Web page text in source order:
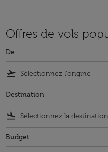
Offres de vols
De
flight_takeoff
Destination
flight_land
Budget